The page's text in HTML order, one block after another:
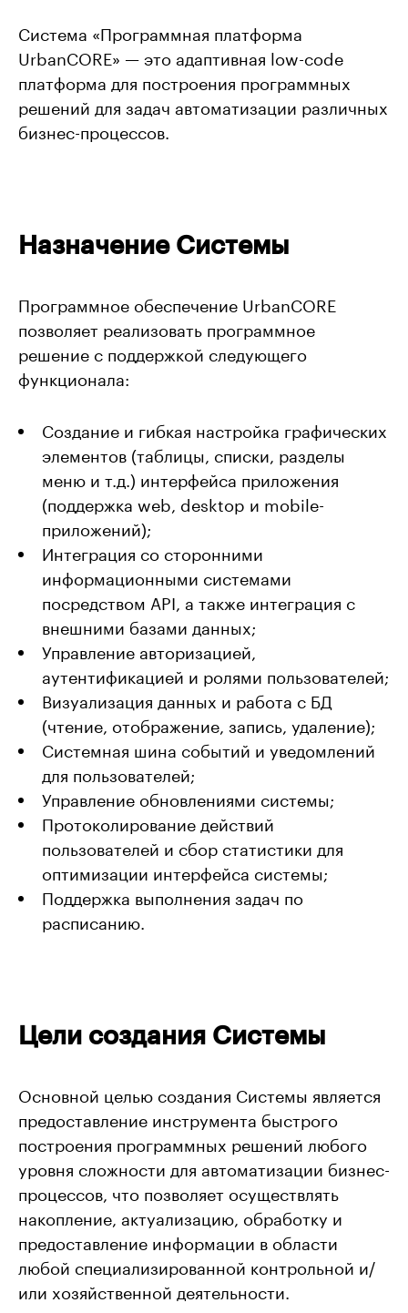
Система «Программная платформа
UrbanCORE» — это адаптивная low-code
платформа для построения программных
решений для задач автоматизации различных
бизнес-процессов.
Назначение Системы
Программное обеспечение UrbanCORE
позволяет реализовать программное
решение с поддержкой следующего
функционала:
Cоздание и гибкая настройка графических
элементов (таблицы, списки, разделы
меню и т.д.) интерфейса приложения
(поддержка web, desktop и mobile-
приложений);
Интеграция со сторонними
информационными системами
посредством API, а также интеграция с
внешними базами данных;
Управление авторизацией,
аутентификацией и ролями пользователей;
Визуализация данных и работа с БД
(чтение, отображение, запись, удаление);
Системная шина событий и уведомлений
для пользователей;
Управление обновлениями системы;
Протоколирование действий
пользователей и сбор статистики для
оптимизации интерфейса системы;
Поддержка выполнения задач по
расписанию.
Цели создания Системы
Основной целью создания Системы является
предоставление инструмента быстрого
построения программных решений любого
уровня сложности для автоматизации бизнес-
процессов, что позволяет осуществлять
накопление, актуализацию, обработку и
предоставление информации в области
любой специализированной контрольной и/
или хозяйственной деятельности.